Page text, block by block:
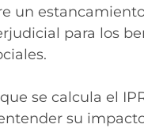
un
para los
se calcula el
su